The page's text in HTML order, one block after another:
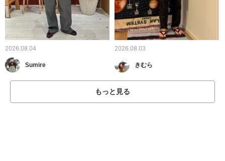
2026.08.04
Sumire
2026.08.03
きむら
もっと見る